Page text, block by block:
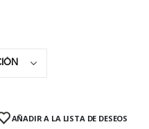
AÑADIR A LA LISTA DE DESEOS